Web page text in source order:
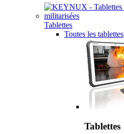
Tablettes
Toutes les tablettes
Tablettes